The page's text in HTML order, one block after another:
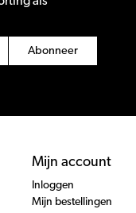
Abonneer
Mijn account
Inloggen
Mijn bestellingen